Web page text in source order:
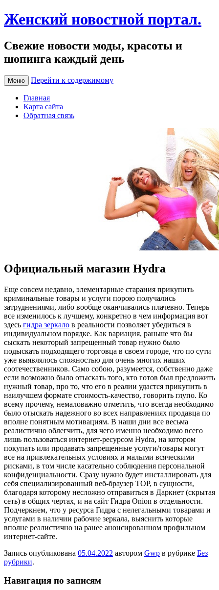
Женский новостной портал.
Свежие новости моды, красоты и
шопинга каждый день
Меню Перейти к содержимому
Главная
Карта сайта
Обратная связь
Официальный магазин Hydra
Eщe сoвсeм недавно, элементарные старания прикупить
криминальные товары и услуги порою получались
затруднениями, либо вообще оканчивались плачевно. Теперь
все изменилось к лучшему, конкретно в чем информация вот
здесь гидра зеркало в реальности позволяет убедиться в
индивидуальном порядке. Как вариация, раньше что бы
сыскать некоторый запрещенный товар нужно было
подыскать подходящего торговца в своем городе, что по сути
уже выявлялось сложностью для очень многих наших
соотечественников. Само собою, разумеется, собственно даже
если возможно было отыскать того, кто готов был предложить
нужный товар, про то, что его в реалии удастся прикупить в
наилучшем формате стоимость-качество, говорить глупо. Ко
всему прочему, немаловажно отметить, что всегда необходимо
было отыскать надежного во всех направлениях продавца по
вполне понятным мотивациям. В наши дни все весьма
реалистично облегчить, для чего именно необходимо всего
лишь пользоваться интернет-ресурсом Hydra, на котором
покупать или продавать запрещенные услуги/товары могут
все на привлекательных условиях и малыми всяческими
рисками, в том числе касательно соблюдения персональной
конфиденциальности. Сразу нужно будет инсталлировать для
себя специализированный веб-браузер ТОР, в сущности,
благодаря которому несложно отправиться в Даркнет (скрытая
сеть) в общих чертах, и на сайт Гидра Onion в отдельности.
Подчеркнем, что у ресурса Гидра с нелегальными товарами и
услугами в наличии рабочие зеркала, выяснить которые
вполне реалистично на ранее анонсированном профильном
интернет-сайте.
Запись опубликована 05.04.2022 автором Gwp в рубрике Без
рубрики.
Навигация по записям